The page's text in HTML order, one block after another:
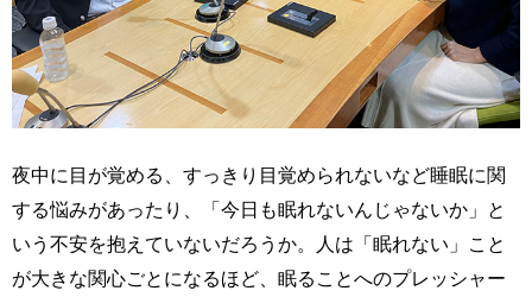
夜中に目が覚める、すっきり目覚められないなど睡眠に関
する悩みがあったり、「今日も眠れないんじゃないか」と
いう不安を抱えていないだろうか。人は「眠れない」こと
が大きな関心ごとになるほど、眠ることへのプレッシャー